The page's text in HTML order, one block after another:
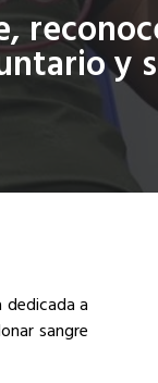
y
dedicada a
sangre